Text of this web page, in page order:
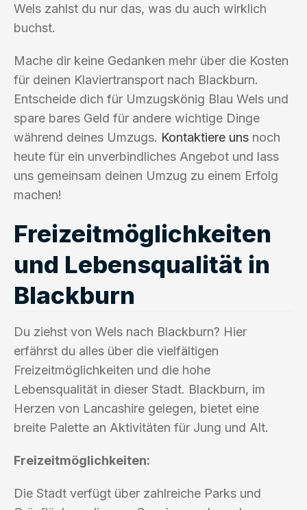
Wels zahlst du nur das, was du auch wirklich
buchst.
Mache dir keine Gedanken mehr über die Kosten
für deinen Klaviertransport nach Blackburn.
Entscheide dich für Umzugskönig Blau Wels und
spare bares Geld für andere wichtige Dinge
während deines Umzugs. Kontaktiere uns noch
heute für ein unverbindliches Angebot und lass
uns gemeinsam deinen Umzug zu einem Erfolg
machen!
Freizeitmöglichkeiten
und Lebensqualität in
Blackburn
Du ziehst von Wels nach Blackburn? Hier
erfährst du alles über die vielfältigen
Freizeitmöglichkeiten und die hohe
Lebensqualität in dieser Stadt. Blackburn, im
Herzen von Lancashire gelegen, bietet eine
breite Palette an Aktivitäten für Jung und Alt.
Freizeitmöglichkeiten:
Die Stadt verfügt über zahlreiche Parks und